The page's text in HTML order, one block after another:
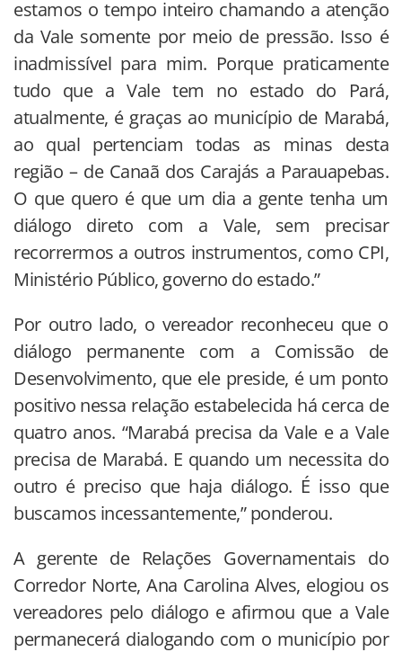
estamos o tempo inteiro chamando a atenção
da Vale somente por meio de pressão. Isso é
inadmissível para mim. Porque praticamente
tudo que a Vale tem no estado do Pará,
atualmente, é graças ao município de Marabá,
ao qual pertenciam todas as minas desta
região – de Canaã dos Carajás a Parauapebas.
O que quero é que um dia a gente tenha um
diálogo direto com a Vale, sem precisar
recorrermos a outros instrumentos, como CPI,
Ministério Público, governo do estado.”
Por outro lado, o vereador reconheceu que o
diálogo permanente com a Comissão de
Desenvolvimento, que ele preside, é um ponto
positivo nessa relação estabelecida há cerca de
quatro anos. “Marabá precisa da Vale e a Vale
precisa de Marabá. E quando um necessita do
outro é preciso que haja diálogo. É isso que
buscamos incessantemente,” ponderou.
A gerente de Relações Governamentais do
Corredor Norte, Ana Carolina Alves, elogiou os
vereadores pelo diálogo e afirmou que a Vale
permanecerá dialogando com o município por